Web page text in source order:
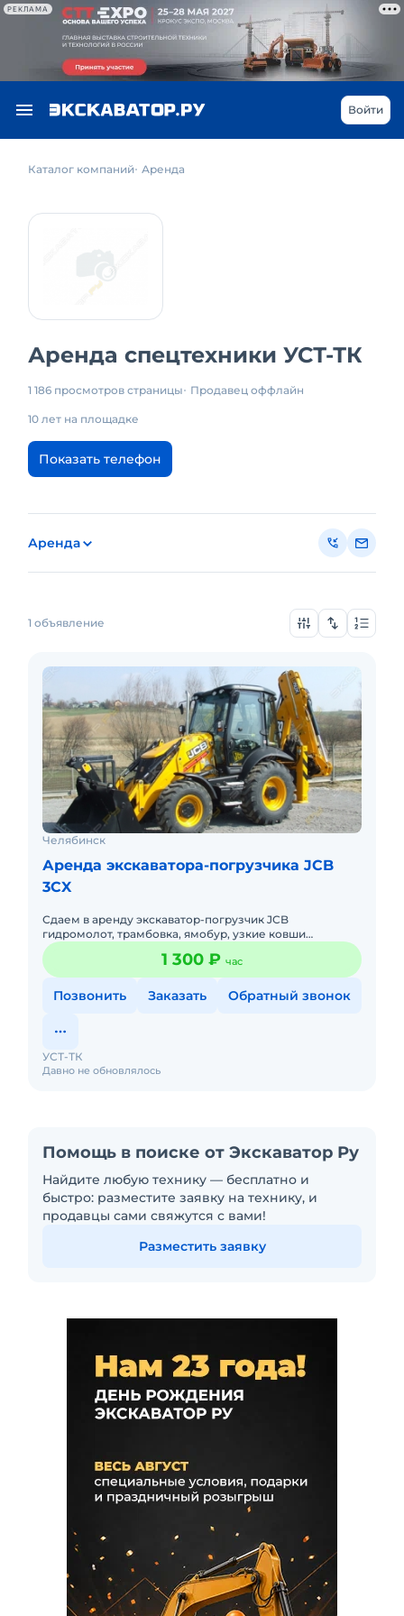
РЕКЛАМА
Войти
Каталог компаний Аренда
Аренда спецтехники УСТ-ТК
1 186 просмотров страницы Продавец оффлайн
10 лет на площадке
Показать телефон
Аренда
1 объявление
Челябинск
Аренда экскаватора-погрузчика JCB
3CX
Сдаем в аренду экскаватор-погрузчик JCB
гидромолот, трамбовка, ямобур, узкие ковши
300/400мм, без выходных. Опытные машинисты.
Стоимость зависит от условий и ср
1 300 ₽ час
Позвонить Заказать Обратный звонок
Давно не обновлялось
УСТ-ТК
Помощь в поиске от Экскаватор Ру
Найдите любую технику — бесплатно и
быстро: разместите заявку на технику, и
продавцы сами свяжутся с вами!
Разместить заявку